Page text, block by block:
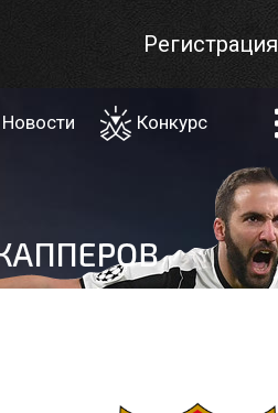
Регистрация
Новости Конкурс